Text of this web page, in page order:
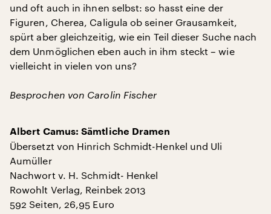
und oft auch in ihnen selbst: so hasst eine der
Figuren, Cherea, Caligula ob seiner Grausamkeit,
spürt aber gleichzeitig, wie ein Teil dieser Suche nach
dem Unmöglichen eben auch in ihm steckt – wie
vielleicht in vielen von uns?
Besprochen von Carolin Fischer
Albert Camus: Sämtliche Dramen
Übersetzt von Hinrich Schmidt-Henkel und Uli
Aumüller
Nachwort v. H. Schmidt- Henkel
Rowohlt Verlag, Reinbek 2013
592 Seiten, 26,95 Euro